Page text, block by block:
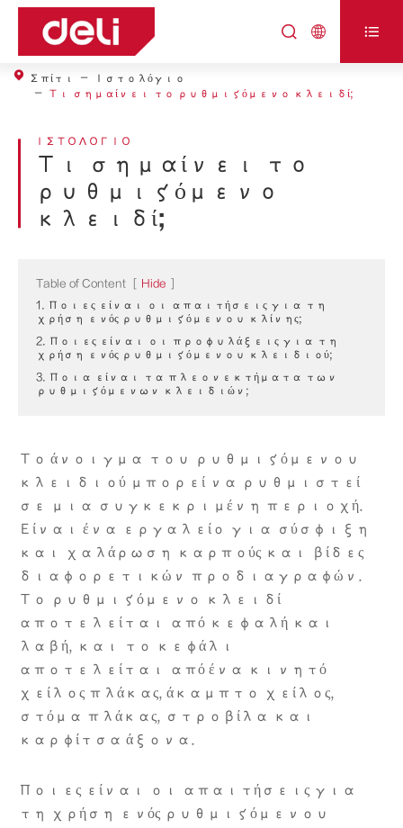
  
Σπίτι
Ιστολόγιο
Τι σημαίνει το ρυθμιζόμενο κλειδί;
ΙΣΤΟΛΌΓΙΟ
Τι σημαίνει το
ρυθμιζόμενο
κλειδί;
Table of Content Hide
1. Ποιες είναι οι απαιτήσεις για τη
χρήση ενός ρυθμιζόμενου κλίνης;
2. Ποιες είναι οι προφυλάξεις για τη
χρήση ενός ρυθμιζόμενου κλειδιού;
3. Ποια είναι τα πλεονεκτήματα των
ρυθμιζόμενων κλειδιών;
Το άνοιγμα του ρυθμιζόμενου
κλειδιού μπορεί να ρυθμιστεί
σε μια συγκεκριμένη περιοχή.
Είναι ένα εργαλείο για σύσφιξη
και χαλάρωση καρπούς και βίδες
διαφορετικών προδιαγραφών.
Το ρυθμιζόμενο κλειδί
αποτελείται από κεφαλή και
λαβή, και το κεφάλι
αποτελείται από ένα κινητό
χείλος πλάκας, άκαμπτο χείλος,
στόμα πλάκας, στροβίλα και
καρφίτσα άξονα.
Ποιες είναι οι απαιτήσεις για
τη χρήση ενός ρυθμιζόμενου